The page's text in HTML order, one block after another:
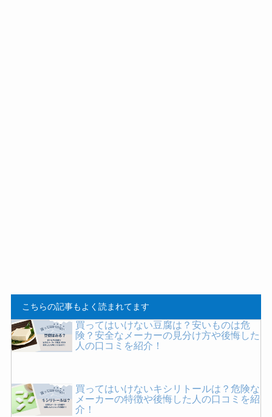
こちらの記事もよく読まれてます
買ってはいけない豆腐は？安いものは危
険？安全なメーカーの見分け方や後悔した
人の口コミを紹介！
買ってはいけないキシリトールは？危険な
メーカーの特徴や後悔した人の口コミを紹
介！